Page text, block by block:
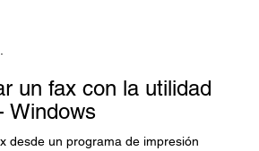
un fax con la utilidad
Windows
desde un programa de impresión